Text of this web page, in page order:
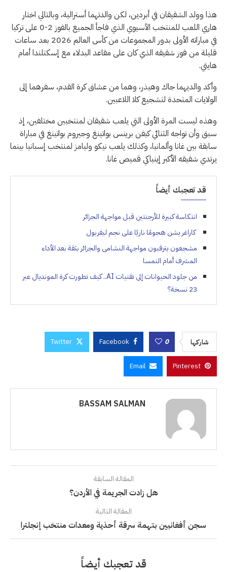
هذا وولد الشقيقان في أبردين، لكن والدتهما أسترالية، وبالتالي اختار
هاري اللعب للمنتخب الآسيوي الذي فاجأ الجميع بالفوز 2-0 على تركيا
في مباراته الأولى بدور المجموعات من كأس العالم 2026 بعد ساعات
قليلة من فوز شقيقه الذي كان على مقاعد البدلاء مع إسكتلندا أمام
هايتي.
وأكد والديهما جاك وهيذر، وهما من عشاق كرة القدم، سفرهما إلى
الولايات المتحدة لتشجيع كلا اللاعبين.
وهذه ليست المرة الأولى التي يلعب شقيقان لمنتخبين مختلفين، إذ
سبق وأن تواجه الثنائي كيفن برينس بواتينغ وجيروم بواتينغ في مباراة
سابقة بين غانا وألمانيا، وكذلك يلعب نيكو وليامز لمنتخب إسبانيا بينما
يرتدي شقيقه الأكبر إينياكي قميص غانا.
قد تعجبك أيضاً
انتكاسة كبيرة للأرجنتين قبل مواجهة الجزائر
كاراغر يشن هجومًا ناريًا على نجم ليفربول
مشجعون يترقبون مواجهة النشامى والجزائر بثقة بعد الأداء
المشرف أمام النمسا
من جلود الحيوانات إلى تقنيات AI.. كيف تطورت كرة المونديال عبر
23 نسخة؟
شاركها 0
Facebook
Twitter
Pinterest
Email
BASSAM SALMAN
المقالة السابقة
هل زادت الجريمة في الأردن؟
المقالة التالية
سجن أفغانيين بتهمة سرقة أحذية ومعدات منتخب إنجلترا
قد تعجبك أيضاً